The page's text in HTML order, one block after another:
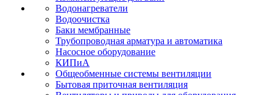
Водонагреватели
Водоочистка
Баки мембранные
Трубопроводная арматура и автоматика
Насосное оборудование
КИПиА
Общеобменные системы вентиляции
Бытовая приточная вентиляция